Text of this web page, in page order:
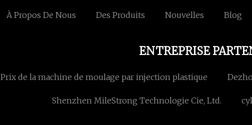
À Propos De Nous Des Produits Nouvelles Blog
ENTREPRISE
Prix ​​de la machine de moulage par injection plastique
Shenzhen MileStrong Technologie Cie, Ltd.